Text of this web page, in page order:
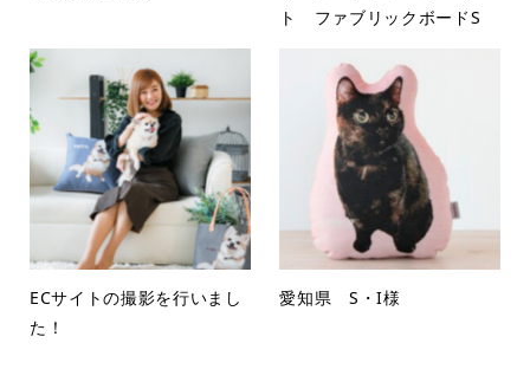
ト ファブリックボードS
ECサイトの撮影を行いまし
た！
愛知県 S・I様